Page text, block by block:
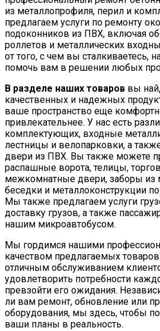
из металлопрофиля, перил и
предлагаем услуги по ремонту
подоконников из ПВХ, включая
роллетов и металлических
от того, с чем вы сталкиваетесь,
помочь вам в решении любых
В разделе наших товаров вы
качественных и надежных
ваше пространство еще
привлекательнее. У нас есть
комплектующих, входные
лестницы и велопарковки, а
двери из ПВХ. Вы также можете
распашные ворота, телицы,
межкомнатные двери, заборы из
беседки и металлоконструкции
Мы также предлагаем услуги
доставку грузов, а также
нашим микроавтобусом.
Мы гордимся нашими
качеством предлагаемых товаров
отличным обслуживанием
удовлетворить потребности
превзойти его ожидания.
ли вам ремонт, обновление или
оборудования, мы здесь, чтобы
ваши планы в реальность.